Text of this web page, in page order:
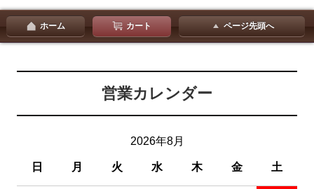
ホーム カート ページ先頭へ
営業カレンダー
2026年8月
日 月 火 水 木 金 土